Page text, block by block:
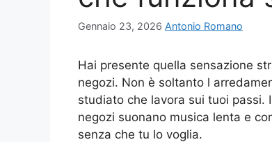
Gennaio 23, 2026 Antonio Romano
Hai presente quella sensazione
negozi. Non è soltanto l
studiato che lavora sui tuoi passi.
negozi suonano musica lenta e
senza che tu lo voglia.